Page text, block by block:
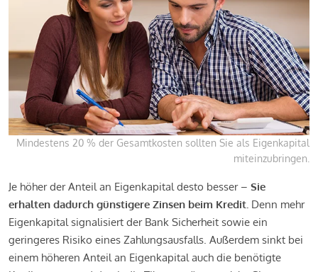
Mindestens 20 % der Gesamtkosten sollten Sie als Eigenkapital
miteinzubringen.
Je höher der Anteil an Eigenkapital desto besser – Sie
erhalten dadurch günstigere Zinsen beim Kredit. Denn mehr
Eigenkapital signalisiert der Bank Sicherheit sowie ein
geringeres Risiko eines Zahlungsausfalls. Außerdem sinkt bei
einem höheren Anteil an Eigenkapital auch die benötigte